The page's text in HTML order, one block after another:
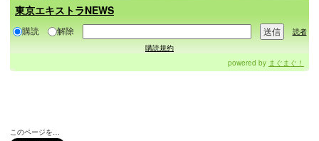
東京エキストラNEWS
購読 解除
読者
購読規約
powered by まぐまぐ！
このページを…